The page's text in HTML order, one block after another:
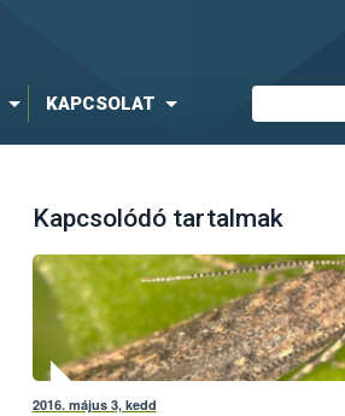
KAPCSOLAT
Kapcsolódó tartalmak
2016. május 3, kedd